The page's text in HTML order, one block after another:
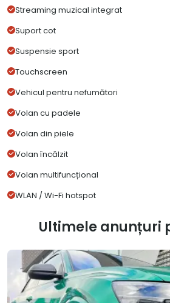
Streaming muzical integrat
Suport cot
Suspensie sport
Touchscreen
Vehicul pentru nefumători
Volan cu padele
Volan din piele
Volan încălzit
Volan multifuncțional
WLAN / Wi-Fi hotspot
Ultimele anunțuri